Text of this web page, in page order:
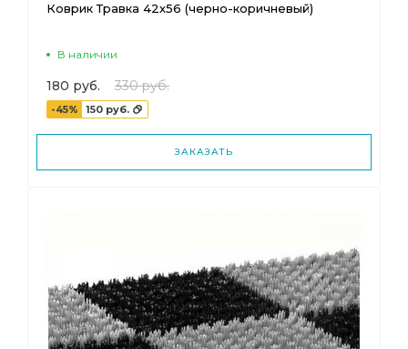
Коврик Травка 42х56 (черно-коричневый)
В наличии
180 руб. 330 руб.
-45% 150 руб.
ЗАКАЗАТЬ